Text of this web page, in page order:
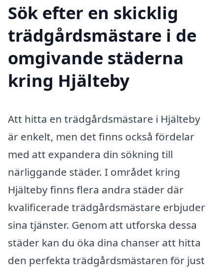
Sök efter en skicklig
trädgårdsmästare i de
omgivande städerna
kring Hjälteby
Att hitta en trädgårdsmästare i Hjälteby
är enkelt, men det finns också fördelar
med att expandera din sökning till
närliggande städer. I området kring
Hjälteby finns flera andra städer där
kvalificerade trädgårdsmästare erbjuder
sina tjänster. Genom att utforska dessa
städer kan du öka dina chanser att hitta
den perfekta trädgårdsmästaren för just